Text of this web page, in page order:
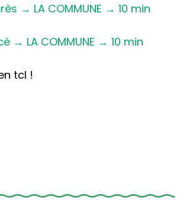
→ LA COMMUNE → 10 min
→ LA COMMUNE → 10 min
tcl !